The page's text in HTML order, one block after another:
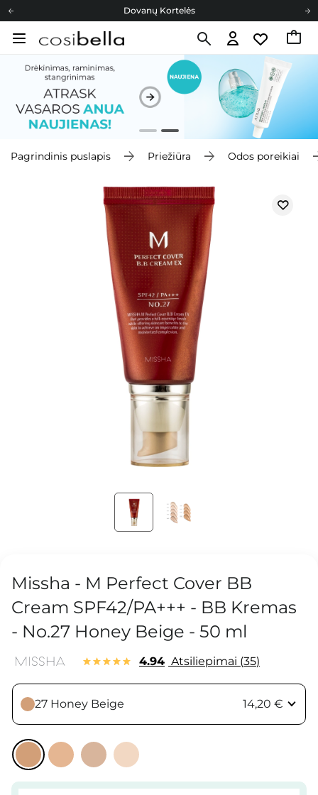
Dovanų Kortelės
Cosibella lojalumo programa
Dovanų Kortelės
Pagrindinis puslapis Priežiūra Odos poreikiai
Missha - M Perfect Cover BB
Cream SPF42/PA+++ - BB Kremas
- No.27 Honey Beige - 50 ml
4.94 Atsiliepimai 35
27 Honey Beige 14,20 €